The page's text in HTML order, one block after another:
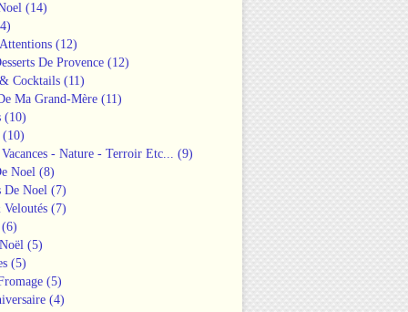
(14)
(12)
De Provence (12)
Cocktails (11)
Ma Grand-Mère (11)
(10)
(10)
- Nature - Terroir Etc... (9)
Noel (8)
De Noel (7)
Veloutés (7)
(6)
(5)
(5)
(5)
(4)